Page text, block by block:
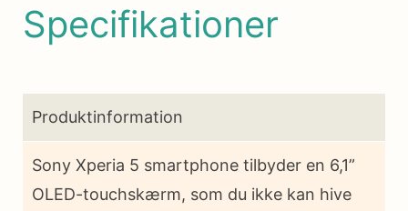
Specifikationer
Produktinformation
Sony Xperia 5 smartphone tilbyder en 6,1”
OLED-touchskærm, som du ikke kan hive